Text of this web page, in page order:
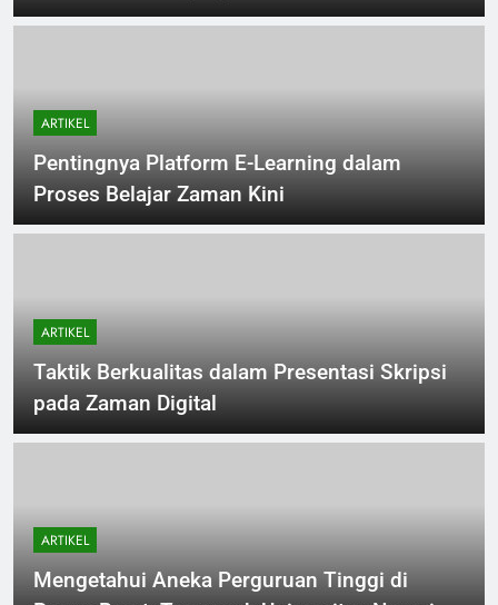
Tinggi
ARTIKEL
Pentingnya Platform E-Learning dalam
Proses Belajar Zaman Kini
ARTIKEL
Taktik Berkualitas dalam Presentasi Skripsi
pada Zaman Digital
ARTIKEL
Mengetahui Aneka Perguruan Tinggi di